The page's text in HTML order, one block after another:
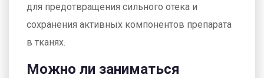
для предотвращения сильного отека и
сохранения активных компонентов препарата
в тканях.
Можно ли заниматься